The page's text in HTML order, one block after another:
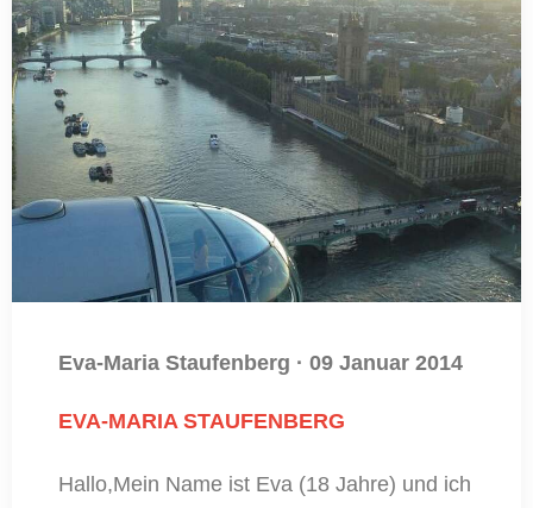
Eva-Maria Staufenberg · 09 Januar 2014
EVA-MARIA STAUFENBERG
Hallo,Mein Name ist Eva (18 Jahre) und ich